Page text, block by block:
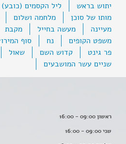
יתוש בראש
ליל הקסמים (כובע)
מותו של סוכן
מלחמה ושלום
מעיינה
מעשה בחייל מקבת
משפט הקופים
נח סוף
פר גינט
קדוש השם שאול
שניים עשר המושבעים
ראשון 09:00 - 16:00
שני 09:00 - 16:00